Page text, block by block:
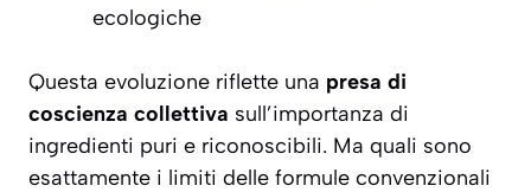
ecologiche
Questa evoluzione riflette una presa di
coscienza collettiva sull’importanza di
ingredienti puri e riconoscibili. Ma quali sono
esattamente i limiti delle formule convenzionali